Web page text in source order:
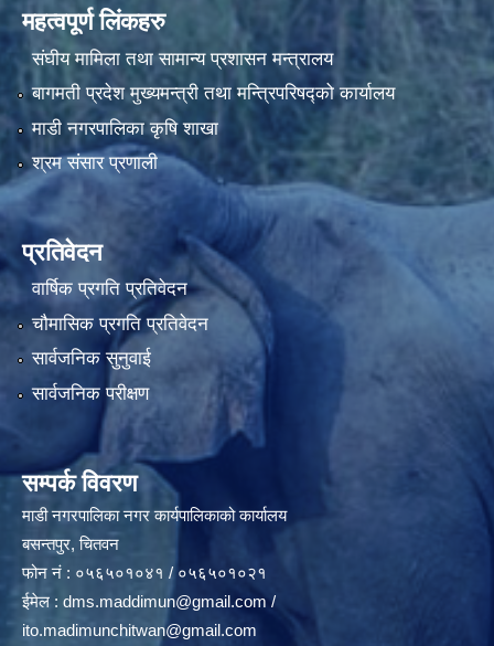
महत्वपूर्ण लिंकहरु
संघीय मामिला तथा सामान्य प्रशासन मन्त्रालय
बागमती प्रदेश मुख्यमन्त्री तथा मन्त्रिपरिषद्को कार्यालय
माडी नगरपालिका कृषि शाखा
श्रम संसार प्रणाली
प्रतिवेदन
वार्षिक प्रगति प्रतिवेदन
चौमासिक प्रगति प्रतिवेदन
सार्वजनिक सुनुवाई
सार्वजनिक परीक्षण
सम्पर्क विवरण
माडी नगरपालिका नगर कार्यपालिकाको कार्यालय
बसन्तपुर, चितवन
फोन नं : ०५६५०१०४१ / ०५६५०१०२१
ईमेल : dms.maddimun@gmail.com/
ito.madimunchitwan@gmail.com